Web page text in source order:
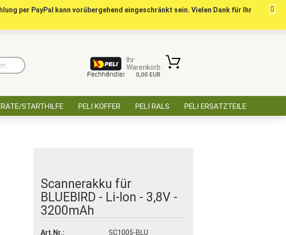
Passwort
Passwort vergessen?
Bitte
Ihr
Warenkorb
0,00 EUR
per PayPal kann vorübergehend eingeschränkt sein. Vielen Dank für Ihr
STARTHILFE PELI KOFFER PELI RALS PELI ERSATZTEILE
Scannerakku für
BLUEBIRD - Li-Ion - 3,8V -
3200mAh
Art.Nr.:
SC1005-BLU